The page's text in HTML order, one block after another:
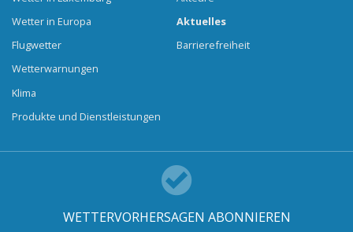
Wetter in Europa
Flugwetter
Wetterwarnungen
Klima
Produkte und Dienstleistungen
Aktuelles
Barrierefreiheit
WETTERVORHERSAGEN ABONNIEREN